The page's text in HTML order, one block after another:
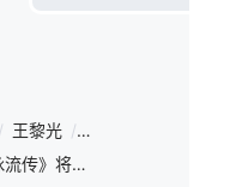
/ 王黎光 / 王俊凯
大型诗词文化音乐节目《经典咏流传》将于2018年初央视一套周末黄金时间播出。节目“和诗以歌”、将古诗词和部分近代诗词配以现代流行音乐，带领观众在一众唱作歌手的演绎中领略诗词之美、发现传统文化深层价